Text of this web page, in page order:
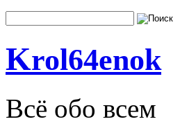
Krol64enok
Всё обо всем